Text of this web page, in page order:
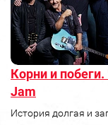
Корни и
Jam
История долгая и